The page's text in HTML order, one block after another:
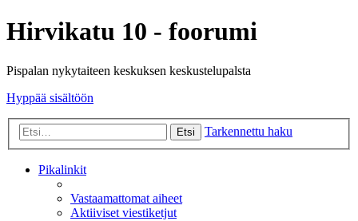
Hirvikatu 10 - foorumi
Pispalan nykytaiteen keskuksen keskustelupalsta
Hyppää sisältöön
Etsi Tarkennettu haku
Pikalinkit
Vastaamattomat aiheet
Aktiiviset viestiketjut